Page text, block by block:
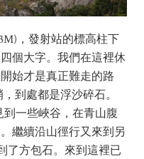
，發射站的標高柱下
個大字。我們在這裡休
始才是真正難走的路
到處都是浮沙碎石。
到一些峽谷，在青山腹
繼續沿山徑行又來到另
了方包石。來到這裡已